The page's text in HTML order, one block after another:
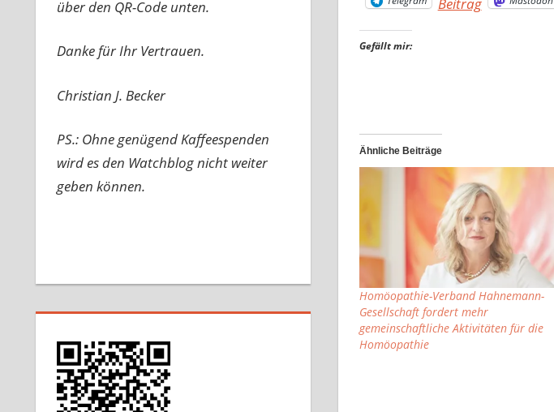
Gefällt mir:
Ähnliche Beiträge
Homöopathie-Verband Hahnemann-
Gesellschaft fordert mehr
gemeinschaftliche Aktivitäten für die
Homöopathie
über den QR-Code unten.
Danke für Ihr Vertrauen.
Christian J. Becker
PS.: Ohne genügend Kaffeespenden
wird es den Watchblog nicht weiter
geben können.